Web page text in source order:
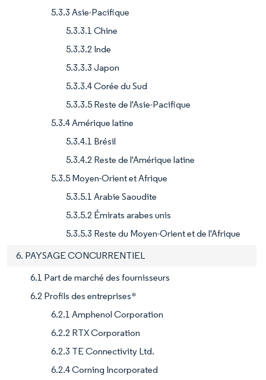
5.3.3 Asie-Pacifique
5.3.3.1 Chine
5.3.3.2 Inde
5.3.3.3 Japon
5.3.3.4 Corée du Sud
5.3.3.5 Reste de l'Asie-Pacifique
5.3.4 Amérique latine
5.3.4.1 Brésil
5.3.4.2 Reste de l'Amérique latine
5.3.5 Moyen-Orient et Afrique
5.3.5.1 Arabie Saoudite
5.3.5.2 Émirats arabes unis
5.3.5.3 Reste du Moyen-Orient et de l'Afrique
6. PAYSAGE CONCURRENTIEL
6.1 Part de marché des fournisseurs
6.2 Profils des entreprises*
6.2.1 Amphenol Corporation
6.2.2 RTX Corporation
6.2.3 TE Connectivity Ltd.
6.2.4 Corning Incorporated